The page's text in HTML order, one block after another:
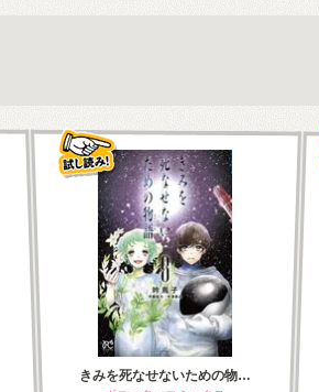
きみを死なせないための物…